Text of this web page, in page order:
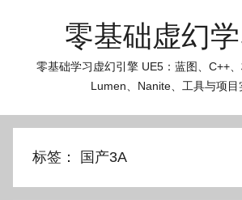
零基础虚幻
零基础学习虚幻引擎 UE5：蓝图、C++、
Lumen、Nanite、工具与项目
标签： 国产3A